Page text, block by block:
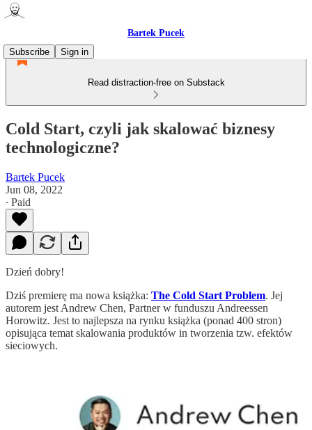
Bartek Pucek
Subscribe
Sign in
Read distraction-free on Substack
Cold Start, czyli jak skalować biznesy
technologiczne?
Bartek Pucek
Jun 08, 2022
∙ Paid
Dzień dobry!
Dziś premierę ma nowa książka: The Cold Start Problem. Jej
autorem jest Andrew Chen, Partner w funduszu Andreessen
Horowitz. Jest to najlepsza na rynku książka (ponad 400 stron)
opisująca temat skalowania produktów in tworzenia tzw. efektów
sieciowych.